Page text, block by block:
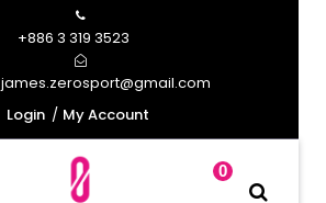
+886 3 319 3523
james.zerosport@gmail.com
Login
My Account
0